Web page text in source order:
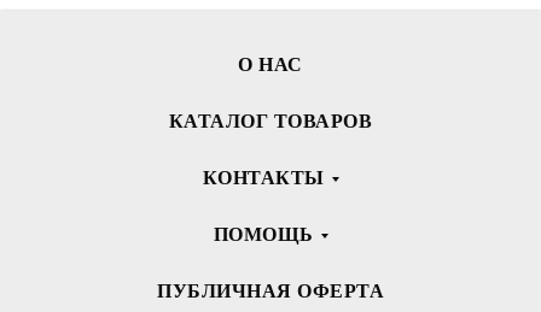
О НАС
КАТАЛОГ ТОВАРОВ
КОНТАКТЫ
ПОМОЩЬ
ПУБЛИЧНАЯ ОФЕРТА